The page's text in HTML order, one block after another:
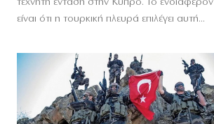
τεχνητή ένταση στην Κύπρο. Το ενδιαφέρον
είναι ότι η τουρκική πλευρά επιλέγει αυτή...